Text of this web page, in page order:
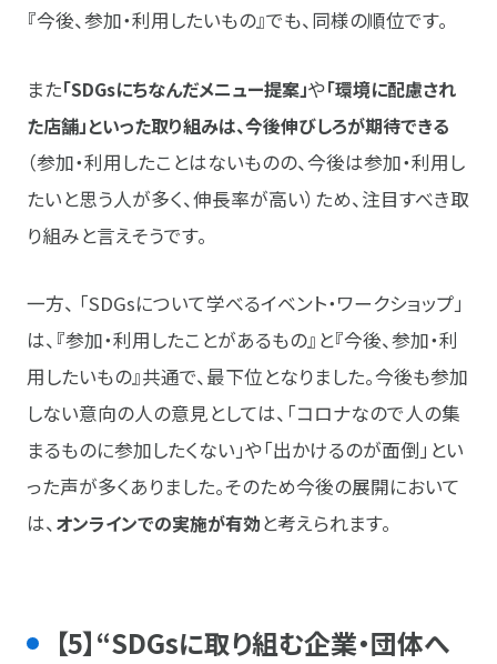
『今後、参加・利用したいもの』でも、同様の順位です。
また「SDGsにちなんだメニュー提案」や「環境に配慮され
た店舗」といった取り組みは、今後伸びしろが期待できる
（参加・利用したことはないものの、今後は参加・利用し
たいと思う人が多く、伸長率が高い）ため、注目すべき取
り組みと言えそうです。
一方、 「SDGsについて学べるイベント・ワークショップ」
は、『参加・利用したことがあるもの』と『今後、参加・利
用したいもの』共通で、最下位となりました。今後も参加
しない意向の人の意見としては、「コロナなので人の集
まるものに参加したくない」や「出かけるのが面倒」とい
った声が多くありました。そのため今後の展開において
は、オンラインでの実施が有効と考えられます。
【5】“SDGsに取り組む企業・団体へ